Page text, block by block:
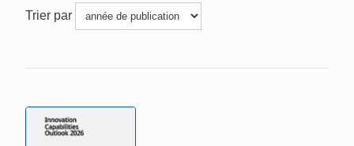
Trier par